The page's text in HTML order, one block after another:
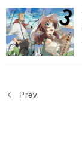
Prev